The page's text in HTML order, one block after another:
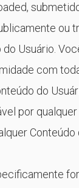
ou
Usuário.
com
do
por